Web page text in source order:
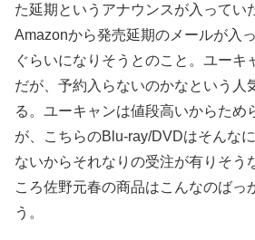
た延期というアナウンスが入ってい
Amazonから発売延期のメールが入
ぐらいになりそうとのこと。ユーキ
だが、予約入らないのかなという人
る。ユーキャンは値段高いからため
が、こちらのBlu-ray/DVDはそんな
ないからそれなりの受注が有りそう
ころ佐野元春の商品はこんなのばっ
う。